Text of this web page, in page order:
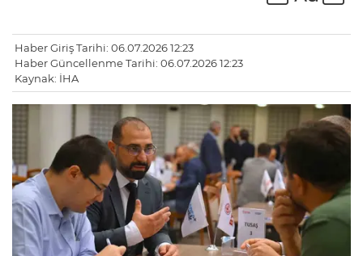
Haber Giriş Tarihi: 06.07.2026 12:23
Haber Güncellenme Tarihi: 06.07.2026 12:23
Kaynak: İHA